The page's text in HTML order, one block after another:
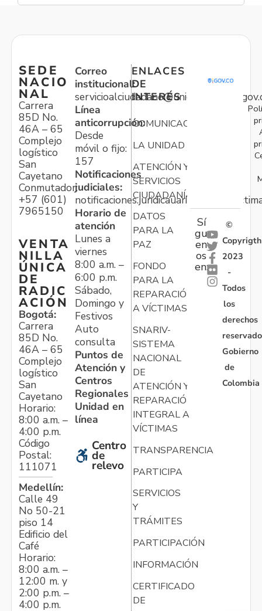
SEDE
NACIO
NAL
Carrera
85D No.
46A – 65
Complejo
logístico
San
Cayetano
Conmutador:
+57 (601)
7965150
VENTA
NILLA
ÚNICA
DE
RADIC
ACIÓN
Bogotá:
Carrera
85D No.
46A – 65
Complejo
logístico
San
Cayetano
Horario:
8:00 a.m. –
4:00 p.m.
Código
Postal:
111071
Medellín:
Calle 49
No 50-21
piso 14
Edificio del
Café
Horario:
8:00 a.m. –
12:00 m. y
2:00 p.m. –
4:00 p.m.
Correo
institucional:
Línea
anticorrupción:
Desde
móvil o fijo:
157
Notificaciones
judiciales:
Horario de
atención
Lunes a
viernes
8:00 a.m. –
6:00 p.m.
Sábado,
Domingo y
Festivos
Auto
consulta
Puntos de
Atención y
Centros
Regionales
Unidad en
línea
Centro
de
relevo
ENLACES
DE
INTERÉS
COMUNICACIONES
LA UNIDAD
ATENCIÓN Y
SERVICIOS
CIUDADANÍA
DATOS
PARA LA
PAZ
FONDO
PARA LA
REPARACIÓN
A VÍCTIMAS
SNARIV-
SISTEMA
NACIONAL
DE
ATENCIÓN Y
REPARACIÓN
INTEGRAL A
VÍCTIMAS
TRANSPARENCIA
PARTICIPA
SERVICIOS
Y
TRÁMITES
PARTICIPACIÓN
INFORMACIÓN
CERTIFICADO
DE
Sí
gu
en
os
en:
©
Copyrigth
2023
-
Todos
los
derechos
Gobierno
de
Colombia